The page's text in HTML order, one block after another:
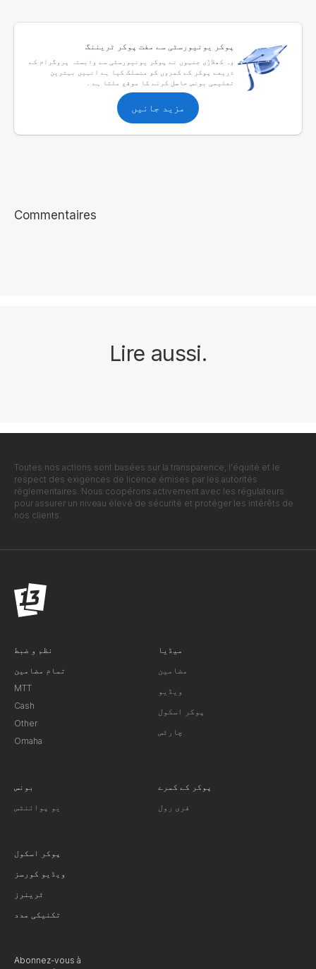
پوکر یونیورسٹی سے مفت پوکر ٹریننگ
وہ کھلاڑی جنہوں نے پوکر یونیورسٹی سے وابستہ پروگرام کے
ذریعے پوکر کے کمروں کو منسلک کیا ہے انہیں بہترین
تعلیمی بونس حاصل کرنے کا موقع ملتا ہے ۔
مزید جانیں
Commentaires
Lire aussi.
Toutes nos actions sont basées sur la transparence, l'équité et le
respect des exigences de licence émises par les autorités
réglementaires. Nous coopérons activement avec les régulateurs
pour assurer un niveau élevé de sécurité et protéger les intérêts de
nos clients.
نظم و ضبط
تمام مضامین
MTT
Cash
Other
Omaha
میڈیا
مضامین
ویڈیو
پوکر اسکول
چارٹس
بونس
یو پوائنٹس
پوکر کے کمرے
فری رول
پوکر اسکول
ویڈیو کورسز
ٹرینرز
تکنیکی مدد
Abonnez-vous à